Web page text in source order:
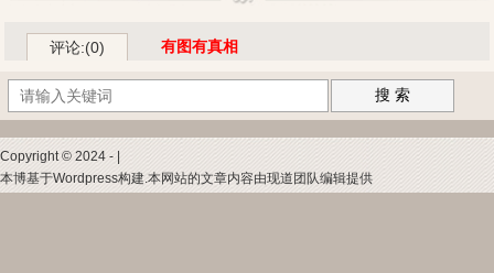
评论:(0) 有图有真相
搜 索
Copyright © 2024 - |
本博基于Wordpress构建.本网站的文章内容由现道团队编辑提供